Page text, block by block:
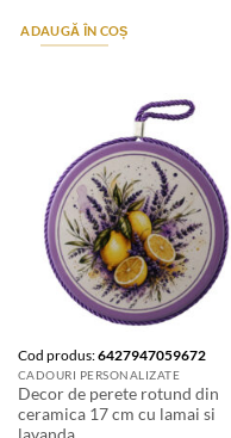
ADAUGĂ ÎN COȘ
Cod produs:6427947059672
CADOURI PERSONALIZATE
Decor de perete rotund din
ceramica 17 cm cu lamai si